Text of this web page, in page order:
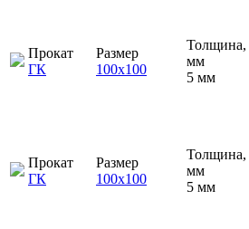
Прокат
ГК
Размер
100х100
Толщина,
мм
5 мм
Прокат
ГК
Размер
100х100
Толщина,
мм
5 мм